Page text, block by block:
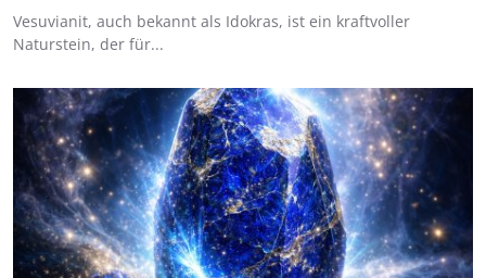
Vesuvianit, auch bekannt als Idokras, ist ein kraftvoller
Naturstein, der für...